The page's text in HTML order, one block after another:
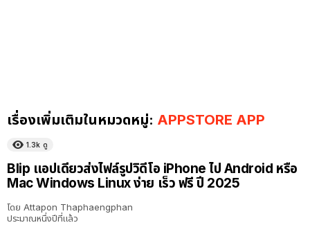
เรื่องเพิ่มเติมในหมวดหมู่: APPSTORE APP
1.3k ดู
Blip แอปเดียวส่งไฟล์รูปวิดีโอ iPhone ไป Android หรือ
Mac Windows Linux ง่าย เร็ว ฟรี ปี 2025
โดย Attapon Thaphaengphan
ประมาณหนึ่งปีที่แล้ว